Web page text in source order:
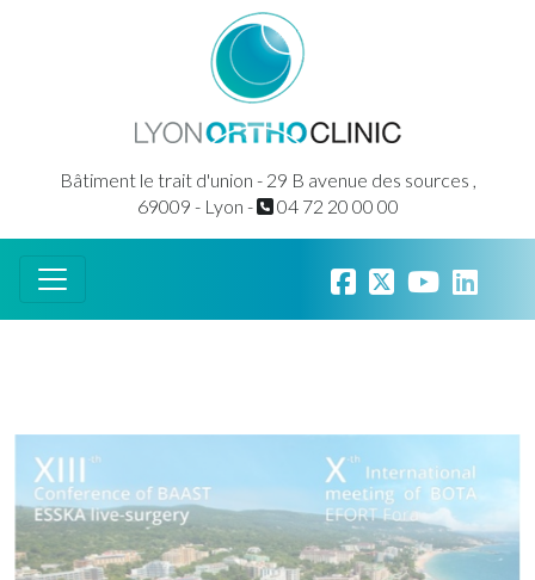
Bâtiment le trait d'union - 29 B avenue des sources ,
69009 - Lyon -
04 72 20 00 00